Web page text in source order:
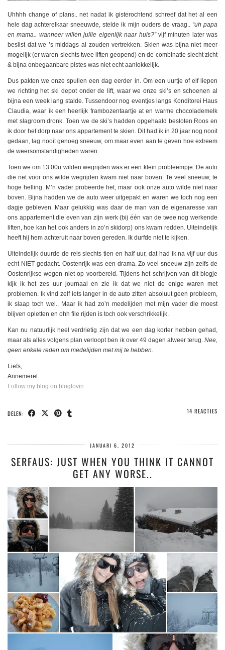
Uhhhh change of plans.. net nadat ik gisterochtend schreef dat het al een
hele dag achterelkaar sneeuwde, stelde ik mijn ouders de vraag.. “uh papa
en mama.. wanneer willen jullie eigenlijk naar huis?” vijf minuten later was
beslist dat we ’s middags al zouden vertrekken. Skien was bijna niet meer
mogelijk (er waren slechts twee liften geopend) en de combinatie slecht zicht
& bijna onbegaanbare pistes was niet echt aanlokkelijk.
Dus pakten we onze spullen een dag eerder in. Om een uurtje of elf liepen
we richting het ski depot onder de lift, waar we onze ski’s en schoenen al
bijna een week lang stalde. Tussendoor nog eventjes langs Konditorei Haus
Claudia, waar ik een heerlijk frambozentaartje at en warme chocolademelk
met slagroom dronk. Toen we de ski’s hadden opgehaald besloten Roos en
ik door het dorp naar ons appartement te skien. Dit had ik in 20 jaar nog nooit
gedaan, lag nooit genoeg sneeuw, om maar even aan te geven hoe extreem
de weersomstandigheden waren.
Toen we om 13.00u wilden wegrijden was er een klein probleempje. De auto
die net voor ons wilde wegrijden kwam niet naar boven. Te veel sneeuw, te
hoge helling. M’n vader probeerde het, maar ook onze auto wilde niet naar
boven. Bijna hadden we de auto weer uitgepakt en waren we toch nog een
dagje gebleven. Maar gelukkig was daar de man van de eigenaresse van
ons appartement die even van zijn werk (bij één van de twee nog werkende
liften, hoe kan het ook anders in zo’n skidorp) ons kwam redden. Uiteindelijk
heeft hij hem achteruit naar boven gereden. Ik durfde niet te kijken.
Uiteindelijk duurde de reis slechts tien en half uur, dat had ik na vijf uur dus
echt NIET gedacht. Oostenrijk was een drama. Zo veel sneeuw zijn zelfs de
Oostenrijkse wegen niet op voorbereid. Tijdens het schrijven van dit blogje
kijk ik het zes uur journaal en zie ik dat we niet de enige waren met
problemen. Ik vind zelf iets langer in de auto zitten absoluut geen probleem,
ik slaap toch wel.. Maar ik had zo’n medelijden met mijn vader die moest
blijven opletten en ohh file rijden is toch ook verschrikkelijk.
Kan nu natuurlijk heel verdrietig zijn dat we een dag korter hebben gehad,
maar als alles volgens plan verloopt ben ik over 49 dagen alweer terug. Nee,
geen enkele reden om medelijden met mij te hebben.
Liefs,
Annemerel
Follow my blog on bloglovin
DELEN: 14 REACTIES
JANUARI 6, 2012
SERFAUS: JUST WHEN YOU THINK IT CANNOT
GET ANY WORSE..